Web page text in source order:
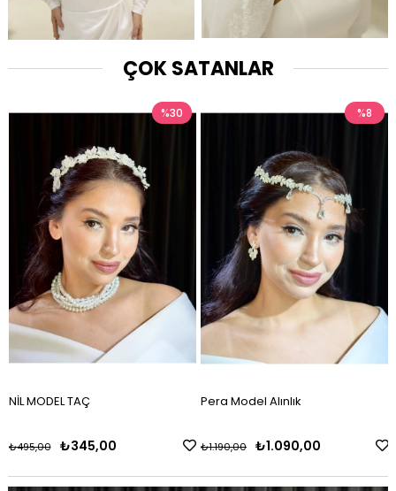
ÇOK SATANLAR
NİL MODEL TAÇ
₺345,00
₺495,00
%30
Pera Model Alınlık
₺1.090,00
₺1.190,00
%8